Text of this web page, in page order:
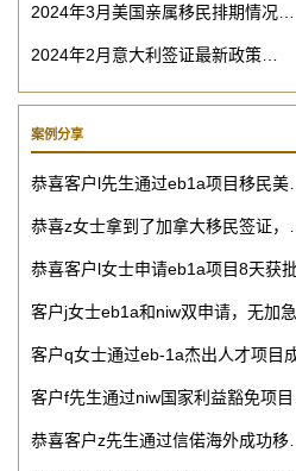
2024年3月美国亲属移民排期情况…
2024年2月意大利签证最新政策…
案例分享
恭喜客户l先生通过eb1a项目移民美…
恭喜z女士拿到了加拿大移民签证，…
恭喜客户l女士申请eb1a项目8天获
客户j女士eb1a和niw双申请，无加
客户q女士通过eb-1a杰出人才项目
客户f先生通过niw国家利益豁免项目
恭喜客户z先生通过信偌海外成功移…